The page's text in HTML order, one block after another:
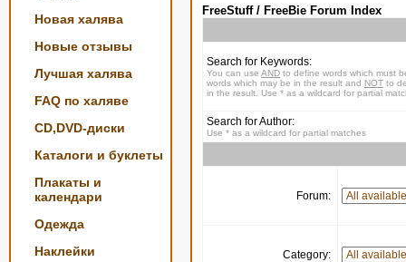
Новая халява
Новые отзывы
Лучшая халява
FAQ по халяве
CD,DVD-диски
Каталоги и буклеты
Плакаты и
календари
Одежда
Наклейки
FreeStuff / FreeBie Forum Index
Search for Keywords:
You can use AND to define words which must
words which may be in the result and NOT to
in the result. Use * as a wildcard for partial
Search for Author:
Use * as a wildcard for partial matches
Forum:
Category: